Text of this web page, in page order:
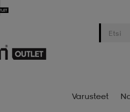
Varusteet